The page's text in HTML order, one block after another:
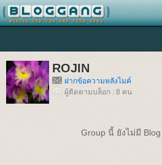
ROJIN
ฝากข้อความหลังไมค์
ผู้ติดตามบล็อก : 8 คน
Group นี้ ยังไม่มี